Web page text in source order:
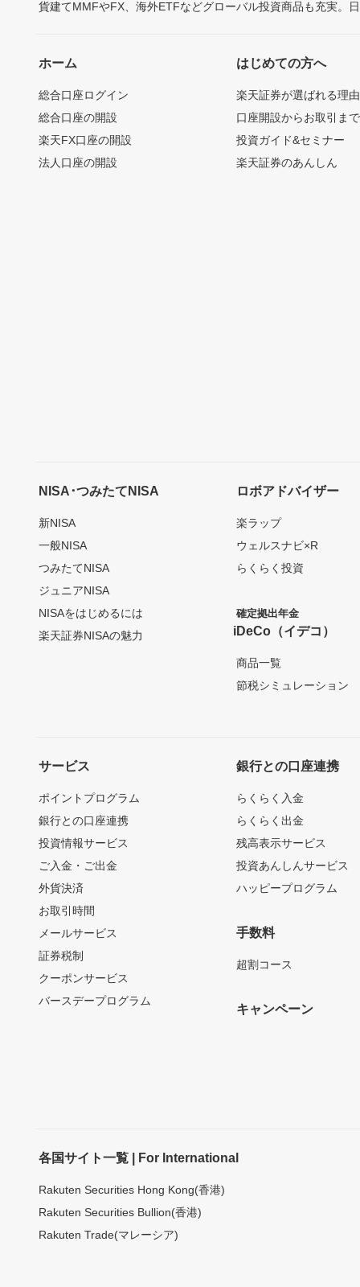
貨建てMMFやFX、海外ETFなどグローバル投資商品も充実。
ホーム
総合口座ログイン
総合口座の開設
楽天FX口座の開設
法人口座の開設
はじめての方へ
楽天証券が選ばれる理由
口座開設からお取引ま
投資ガイド&セミナー
楽天証券のあんしん
NISA･つみたてNISA
新NISA
一般NISA
つみたてNISA
ジュニアNISA
NISAをはじめるには
楽天証券NISAの魅力
ロボアドバイザー
楽ラップ
ウェルスナビ×R
らくらく投資
確定拠出年金
iDeCo（イデコ）
商品一覧
節税シミュレーション
サービス
ポイントプログラム
銀行との口座連携
投資情報サービス
ご入金・ご出金
外貨決済
お取引時間
メールサービス
証券税制
クーポンサービス
バースデープログラム
銀行との口座連携
らくらく入金
らくらく出金
残高表示サービス
投資あんしんサービス
ハッピープログラム
手数料
超割コース
キャンペーン
各国サイト一覧 | For International
Rakuten Securities Hong Kong(香港)
Rakuten Securities Bullion(香港)
Rakuten Trade(マレーシア)